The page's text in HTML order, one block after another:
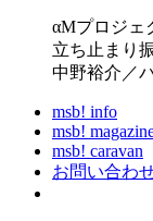
αMプロジェ
立ち止まり
中野裕介／
msb! info
msb!
msb! caravan
お問い合わ